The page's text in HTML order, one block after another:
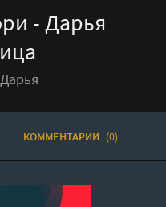
- Дарья
КОММЕНТАРИИ (0)